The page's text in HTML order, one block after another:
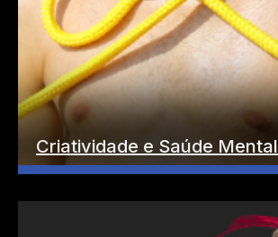
Criatividade e Saúde Mental